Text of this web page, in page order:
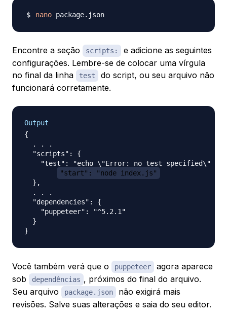
nano
Encontre a seção scripts:
e adicione as seguintes
configurações. Lembre-se de colocar uma vírgula
no final da linha
test
do script, ou seu arquivo não
funcionará corretamente.
Output
{
  . . .
  "scripts": {
"test": "echo \"Error: no test specified\" &&
"start": "node index.js"
  },
  . . .
  "dependencies": {
    "puppeteer": "^5.2.1"
  }
Você também verá que o puppeteer
agora aparece
sob
dependências , próximos do final do arquivo.
Seu arquivo
package.json
não exigirá mais
revisões. Salve suas alterações e saia do seu editor.